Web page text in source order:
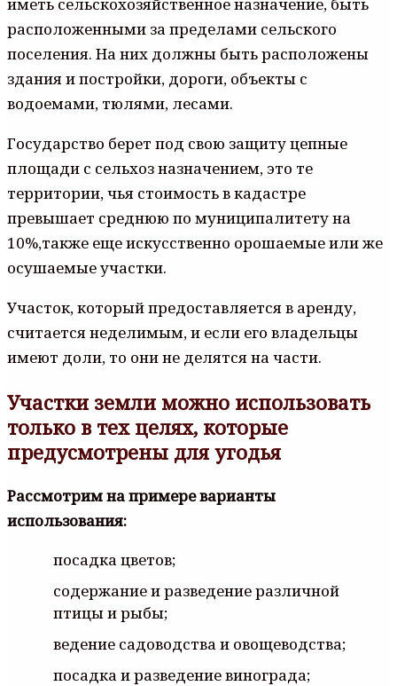
расположенными за пределами сельского
поселения. На них должны быть расположены
здания и постройки, дороги, объекты с
водоемами, тюлями, лесами.
Государство берет под свою защиту цепные
площади с сельхоз назначением, это те
территории, чья стоимость в кадастре
превышает среднюю по муниципалитету на
10%,также еще искусственно орошаемые или же
осушаемые участки.
Участок, который предоставляется в аренду,
считается неделимым, и если его владельцы
имеют доли, то они не делятся на части.
Участки земли можно использовать
только в тех целях, которые
предусмотрены для угодья
Рассмотрим на примере варианты
использования:
посадка цветов;
содержание и разведение различной
птицы и рыбы;
ведение садоводства и овощеводства;
посадка и разведение винограда;